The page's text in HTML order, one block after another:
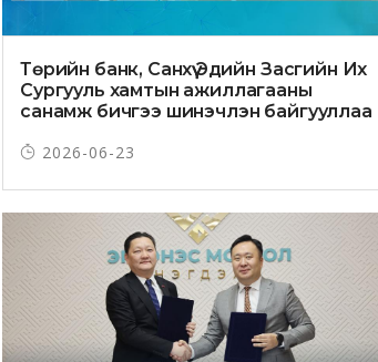
Төрийн банк, Санхүү Эдийн Засгийн Их
Сургууль хамтын ажиллагааны
санамж бичгээ шинэчлэн байгууллаа
2026-06-23